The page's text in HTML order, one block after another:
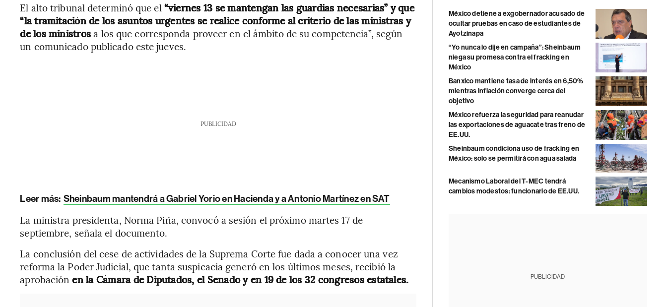
El alto tribunal determinó que el “viernes 13 se mantengan las guardias necesarias” y que
“la tramitación de los asuntos urgentes se realice conforme al criterio de las ministras y
de los ministrosa los que corresponda proveer en el ámbito de su competencia”, según
un comunicado publicado este jueves.
PUBLICIDAD
Leer más: Sheinbaum mantendrá a Gabriel Yorio en Hacienda y a Antonio Martínez en SAT
La ministra presidenta, Norma Piña, convocó a sesión el próximo martes 17 de
septiembre, señala el documento.
La conclusión del cese de actividades de la Suprema Corte fue dada a conocer una vez
reforma la Poder Judicial, que tanta suspicacia generó en los últimos meses, recibió la
aprobaciónen la Cámara de Diputados, el Senado y en 19 de los 32 congresos estatales.
México detiene a exgobernador acusado de
ocultar pruebas en caso de estudiantes de
Ayotzinapa
“Yo nunca lo dije en campaña”: Sheinbaum
niega su promesa contra el fracking en
México
Banxico mantiene tasa de interés en 6,50%
mientras inflación converge cerca del
objetivo
México refuerza la seguridad para reanudar
las exportaciones de aguacate tras freno de
EE.UU.
Sheinbaum condiciona uso de fracking en
México: solo se permitirá con agua salada
Mecanismo Laboral del T-MEC tendrá
cambios modestos: funcionario de EE.UU.
PUBLICIDAD